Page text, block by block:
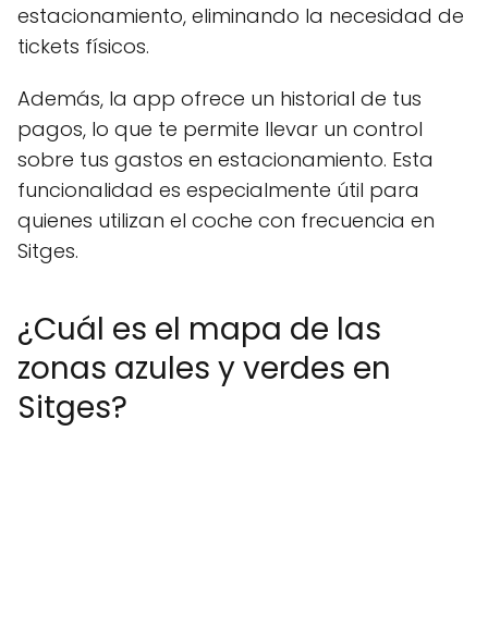
estacionamiento, eliminando la necesidad de
tickets físicos.
Además, la app ofrece un historial de tus
pagos, lo que te permite llevar un control
sobre tus gastos en estacionamiento. Esta
funcionalidad es especialmente útil para
quienes utilizan el coche con frecuencia en
Sitges.
¿Cuál es el mapa de las
zonas azules y verdes en
Sitges?